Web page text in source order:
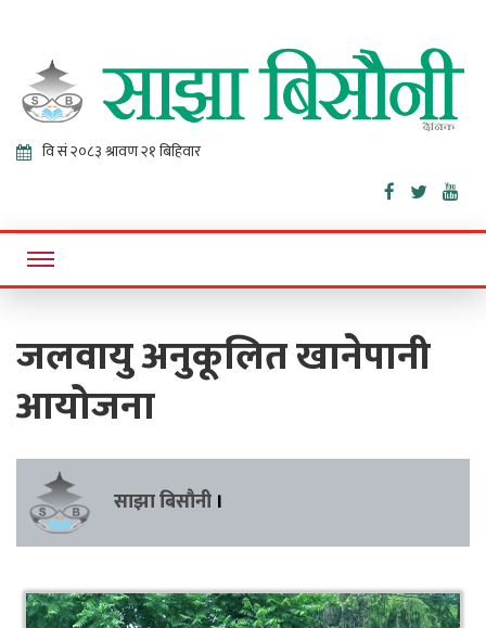
Sajha
Bisaunee
Online News Portal
जलवायु अनुकूलित खानेपानी
आयोजना
साझा बिसौनी ।